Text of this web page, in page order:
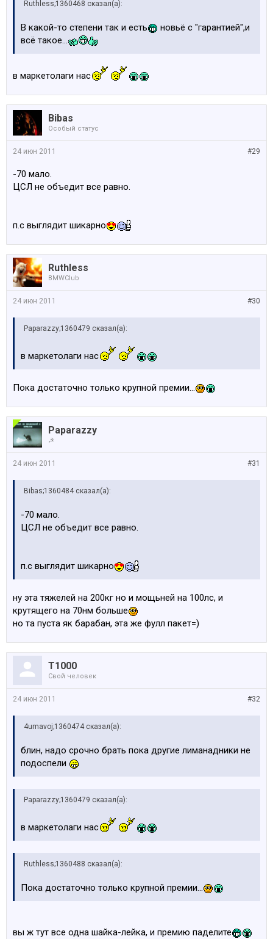
Ruthless;1360468 сказал(а):
В какой-то степени так и есть
новьё с "гарантией",и
всё такое...
в маркетолаги нас
Bibas
Особый статус
#29
24 июн 2011
-70 мало.
ЦСЛ не объедит все равно.
п.с выглядит шикарно
Ruthless
BMWClub
#30
24 июн 2011
Paparazzy;1360479 сказал(а):
в маркетолаги нас
Пока достаточно только крупной премии...
Paparazzy
☭
#31
24 июн 2011
Bibas;1360484 сказал(а):
-70 мало.
ЦСЛ не объедит все равно.
п.с выглядит шикарно
ну эта тяжелей на 200кг но и мощьней на 100лс, и
крутящего на 70нм больше
но та пуста як барабан, эта же фулл пакет=)
Т1000
Свой человек
#32
24 июн 2011
4umavoj;1360474 сказал(а):
блин, надо срочно брать пока другие лиманадники не
подоспели
Paparazzy;1360479 сказал(а):
в маркетолаги нас
Ruthless;1360488 сказал(а):
Пока достаточно только крупной премии...
вы ж тут все одна шайка-лейка, и премию паделите